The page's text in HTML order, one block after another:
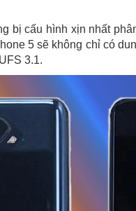
bị cấu hình xịn nhất
5 sẽ không chỉ có
3.1.